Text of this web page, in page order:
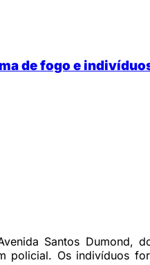
de fogo e
Santos Dumond,
policial. Os indivíduos